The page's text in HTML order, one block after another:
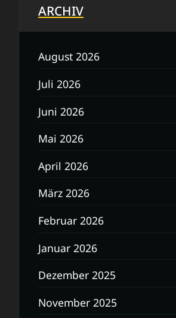
ARCHIV
August 2026
Juli 2026
Juni 2026
Mai 2026
April 2026
März 2026
Februar 2026
Januar 2026
Dezember 2025
November 2025